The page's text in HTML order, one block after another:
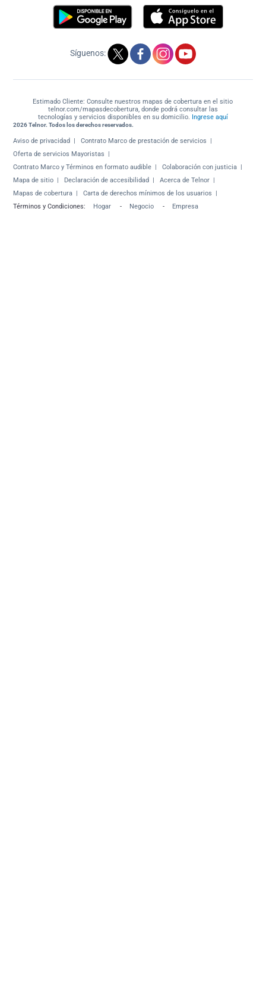
Síguenos:
Estimado Cliente: Consulte nuestros mapas de cobertura en el sitio
telnor.com/mapasdecobertura, donde podrá consultar las
tecnologías y servicios disponibles en su domicilio. Ingrese aquí
2026 Telnor. Todos los derechos reservados.
Aviso de privacidad
Contrato Marco de prestación de servicios
Oferta de servicios Mayoristas
Contrato Marco y Términos en formato audible
Colaboración con justicia
Mapa de sitio
Declaración de accesibilidad
Acerca de Telnor
Mapas de cobertura
Carta de derechos mínimos de los usuarios
Términos y Condiciones:
Hogar - Negocio - Empresa